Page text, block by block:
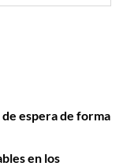
espera de forma
en los